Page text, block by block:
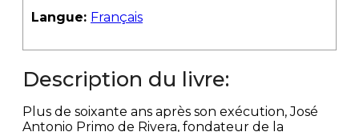
Langue: Français
Description du livre:
Plus de soixante ans après son exécution, José
Antonio Primo de Rivera, fondateur de la